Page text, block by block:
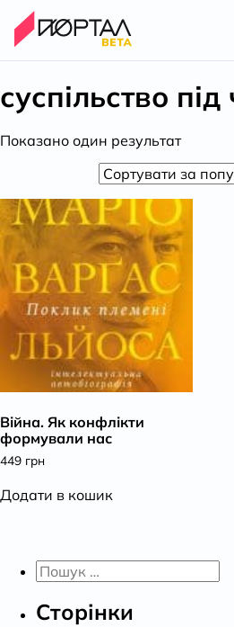
суспільство
Показано один результат
Війна. Як конфлікти
формували нас
449 грн
Додати в кошик
Пошук:
Сторінки